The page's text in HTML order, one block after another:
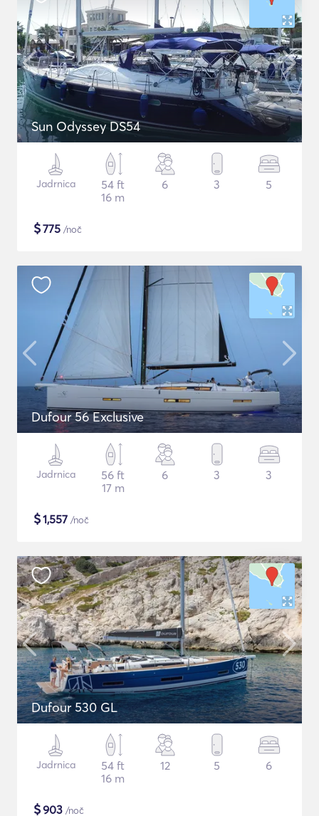
Sun Odyssey DS54
Jadrnica
54 ft
16 m
6 3 5
$775 /noč
Dufour 56 Exclusive
Jadrnica
56 ft
17 m
6 3 3
$1,557 /noč
Dufour 530 GL
Jadrnica
54 ft
16 m
12 5 6
$903 /noč